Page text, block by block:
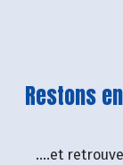
Restons
....et